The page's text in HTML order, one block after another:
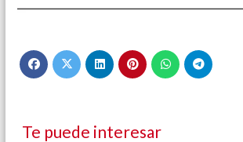
Te puede interesar